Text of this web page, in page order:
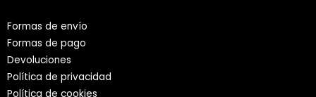
Formas de envío
Formas de pago
Devoluciones
Política de privacidad
Política de cookies